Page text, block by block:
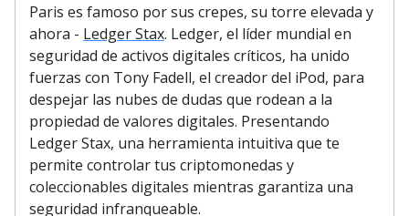
Paris es famoso por sus crepes, su torre elevada y
ahora - Ledger Stax. Ledger, el líder mundial en
seguridad de activos digitales críticos, ha unido
fuerzas con Tony Fadell, el creador del iPod, para
despejar las nubes de dudas que rodean a la
propiedad de valores digitales. Presentando
Ledger Stax, una herramienta intuitiva que te
permite controlar tus criptomonedas y
coleccionables digitales mientras garantiza una
seguridad infranqueable.